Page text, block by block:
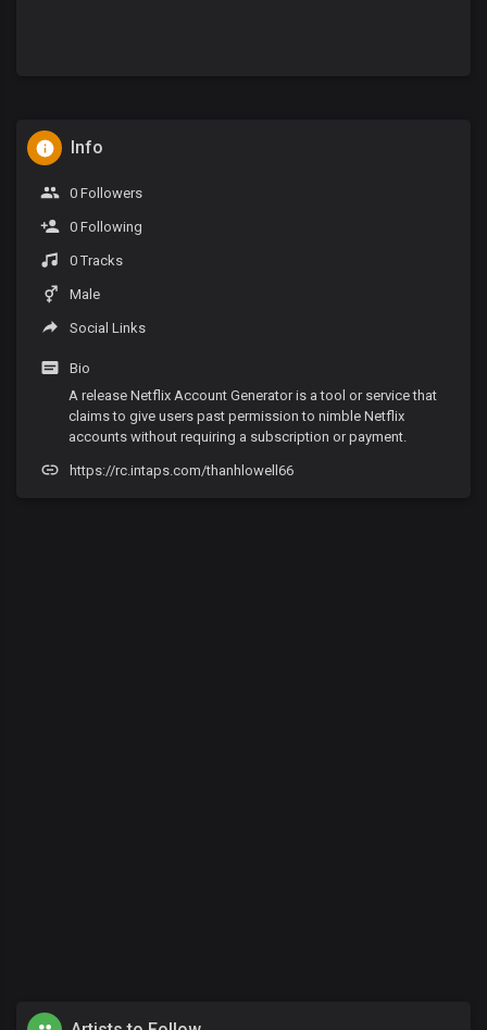
Info
0 Followers
0 Following
0 Tracks
Male
Social Links
Bio
A release Netflix Account Generator is a tool or service that
claims to give users past permission to nimble Netflix
accounts without requiring a subscription or payment.
https://rc.intaps.com/thanhlowell66